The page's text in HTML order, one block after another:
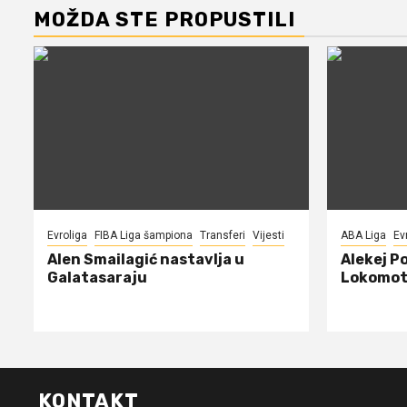
MOŽDA STE PROPUSTILI
Evroliga FIBA Liga šampiona Transferi Vijesti
Alen Smailagić nastavlja u
Galatasaraju
ABA Liga
Alekej
KONTAKT